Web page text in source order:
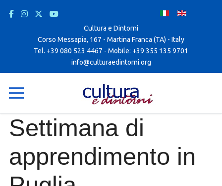
Cultura e Dintorni
Corso Messapia, 167 - Martina Franca (TA) - Italy
Tel. +39 080 523 4467 - Mobile: +39 355 135 9701
info@culturaedintorni.org
Settimana di
apprendimento in